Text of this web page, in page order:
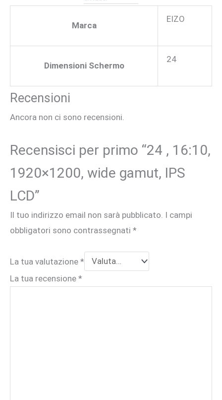
Marca
EIZO
Dimensioni Schermo
24
Recensioni
Ancora non ci sono recensioni.
Recensisci per primo “24 , 16:10,
1920×1200, wide gamut, IPS
LCD”
Il tuo indirizzo email non sarà pubblicato. I campi
obbligatori sono contrassegnati *
La tua valutazione *
La tua recensione *